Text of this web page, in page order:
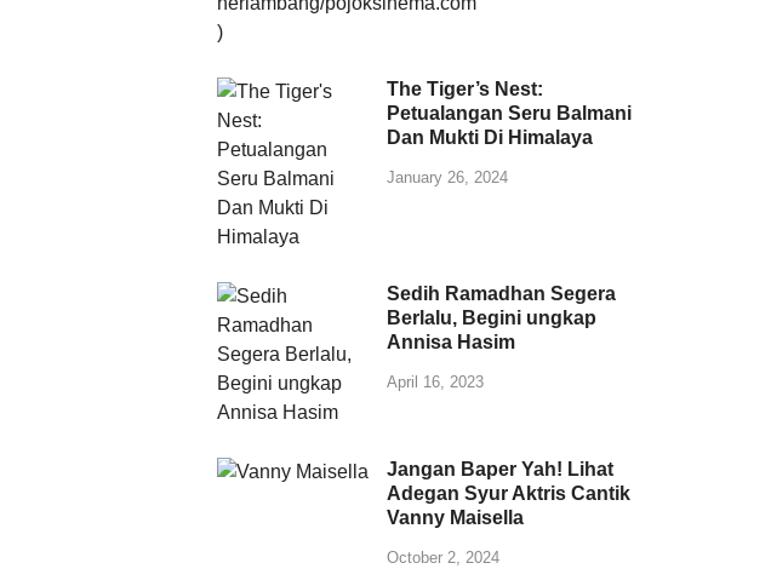
The Tiger’s Nest:
Petualangan Seru Balmani
Dan Mukti Di Himalaya
January 26, 2024
Sedih Ramadhan Segera
Berlalu, Begini ungkap
Annisa Hasim
April 16, 2023
Jangan Baper Yah! Lihat
Adegan Syur Aktris Cantik
Vanny Maisella
October 2, 2024